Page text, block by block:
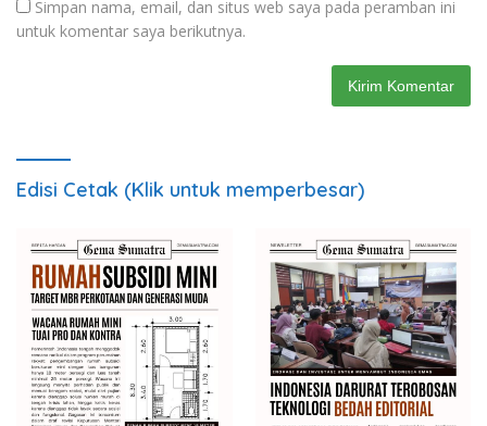
Simpan nama, email, dan situs web saya pada peramban ini
untuk komentar saya berikutnya.
Edisi Cetak (Klik untuk memperbesar)